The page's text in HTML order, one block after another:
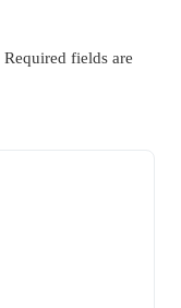
Required fields are